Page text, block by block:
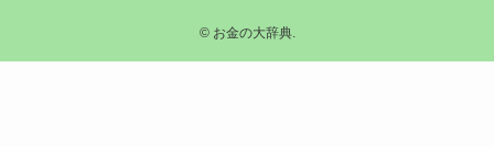
©お金の大辞典.